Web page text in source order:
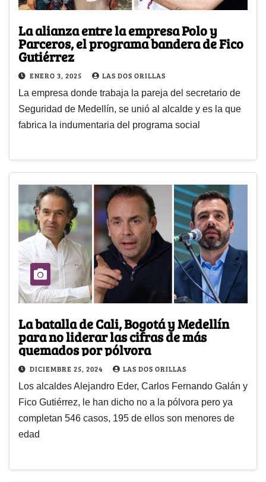
La alianza entre la empresa Polo y
Parceros, el programa bandera de Fico
Gutiérrez
ENERO 3, 2025 LAS DOS ORILLAS
La empresa donde trabaja la pareja del secretario de
Seguridad de Medellín, se unió al alcalde y es la que
fabrica la indumentaria del programa social
La batalla de Cali, Bogotá y Medellín
para no liderar las cifras de más
quemados por pólvora
DICIEMBRE 25, 2024 LAS DOS ORILLAS
Los alcaldes Alejandro Eder, Carlos Fernando Galán y
Fico Gutiérrez, le han dicho no a la pólvora pero ya
completan 546 casos, 195 de ellos son menores de
edad